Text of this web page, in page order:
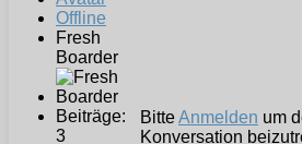
Offline
Fresh
Boarder
Beiträge:
3
BitteAnmelden um
Konversation